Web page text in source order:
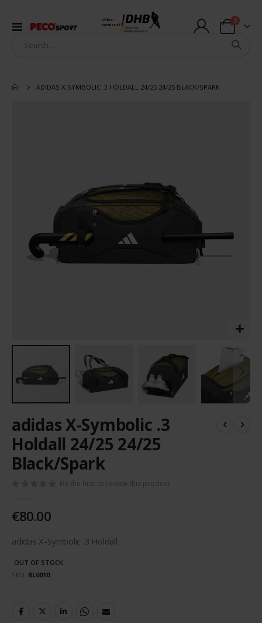
Toggle
Official
partner of
Cart
0items
ADIDAS X-SYMBOLIC .3 HOLDALL 24/25 24/25 BLACK/SPARK
to
the
beginning
of
the
adidas X-Symbolic .3
Holdall 24/25 24/25
Black/Spark
Be the first to review this product
€80.00
adidas X-Symbolic .3 Holdall
OUT OF STOCK
SKU BL0010